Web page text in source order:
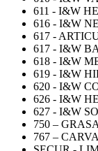
611 - I&W
616 - I&W
617 -
617 - I&W
618 - I&W
619 - I&W
620 - I&W
626 - I&W
627 - I&W
750 –
767 –